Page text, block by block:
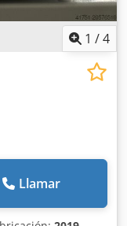
1 /4
Llamar